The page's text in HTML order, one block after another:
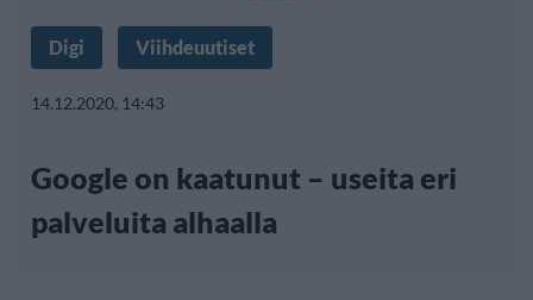
Digi Viihdeuutiset
14.12.2020, 14:43
Google on kaatunut – useita eri
palveluita alhaalla